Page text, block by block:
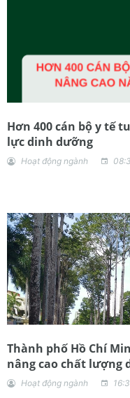
Hơn 400 cán bộ y tế
lực dinh dưỡng
Hoạt động ngành
Thành phố Hồ Chí
nâng cao chất lượng
Hoạt động ngành